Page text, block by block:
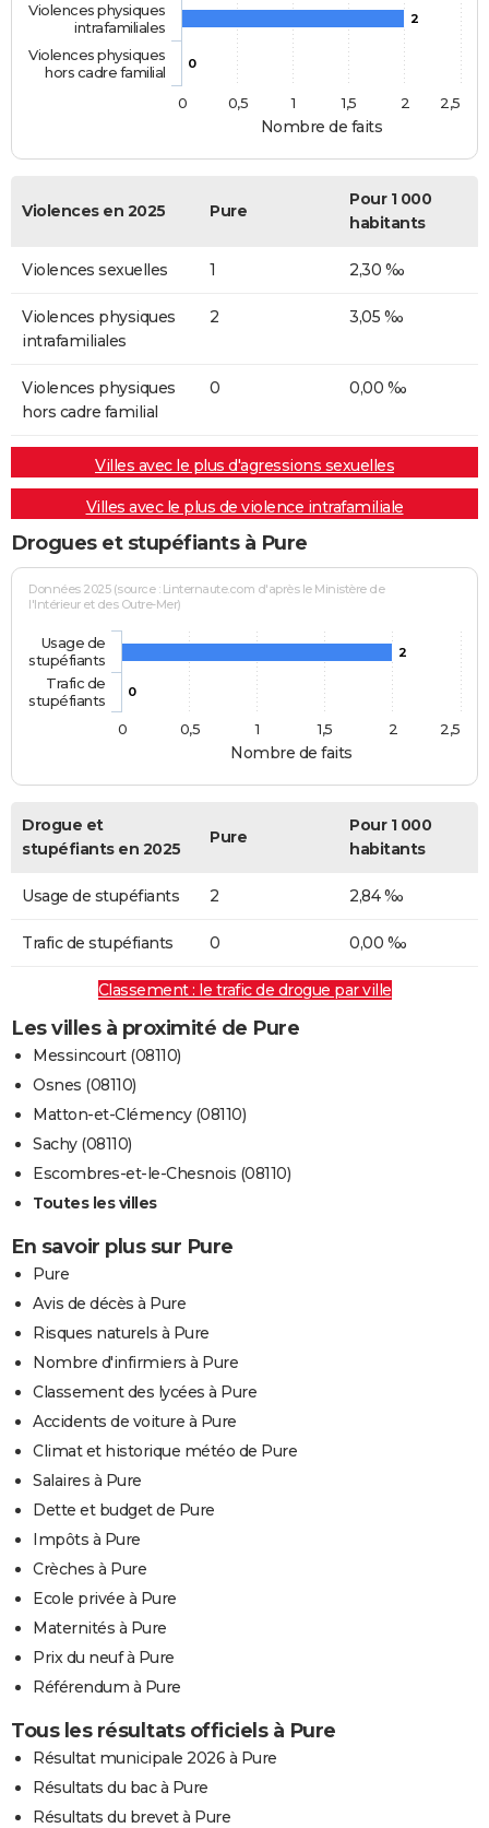
Nombre de faits
2
0
Violences physiques
intrafamiliales
Violences physiques
hors cadre familial
0
0,5 1 1,5 2 2,5
Violences en 2025 Pure
Pour 1 000
habitants
Violences sexuelles 1 2,30 ‰
Violences physiques
intrafamiliales
2 3,05 ‰
Violences physiques
hors cadre familial
0 0,00 ‰
Villes avec le plus d'agressions sexuelles
Villes avec le plus de violence intrafamiliale
Drogues et stupéfiants à Pure
Nombre de faits
Données 2025 (source : Linternaute.com d'après le Ministère de
l'Intérieur et des Outre-Mer)
2
0
Usage de
stupéfiants
Trafic de
stupéfiants
0
0,5 1 1,5 2 2,5
Drogue et
stupéfiants en 2025
Pure
Pour 1 000
habitants
Usage de stupéfiants 2 2,84 ‰
Trafic de stupéfiants 0 0,00 ‰
Classement : le trafic de drogue par ville
Les villes à proximité de Pure
Messincourt (08110)
Osnes (08110)
Matton-et-Clémency (08110)
Sachy (08110)
Escombres-et-le-Chesnois (08110)
Toutes les villes
En savoir plus sur Pure
Pure
Avis de décès à Pure
Risques naturels à Pure
Nombre d'infirmiers à Pure
Classement des lycées à Pure
Accidents de voiture à Pure
Climat et historique météo de Pure
Salaires à Pure
Dette et budget de Pure
Impôts à Pure
Crèches à Pure
Ecole privée à Pure
Maternités à Pure
Prix du neuf à Pure
Référendum à Pure
Tous les résultats officiels à Pure
Résultat municipale 2026 à Pure
Résultats du bac à Pure
Résultats du brevet à Pure